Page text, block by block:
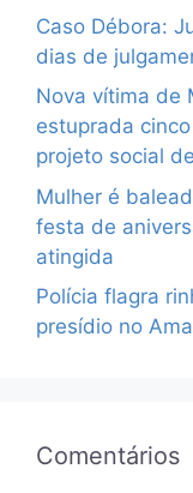
Caso Débora:
dias de
Nova vítima de
estuprada
projeto social
Mulher é
festa de
atingida
Polícia flagra
presídio no
Comentários